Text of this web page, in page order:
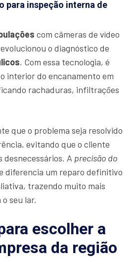
para inspeção interna de
com câmeras de vídeo
o diagnóstico de
. Com essa tecnologia, é
interior do encanamento em
rachaduras, infiltrações
que o problema seja resolvido
evitando que o cliente
desnecessários. A precisão do
diferencia um reparo definitivo
trazendo muito mais
seu lar.
escolher a
da região